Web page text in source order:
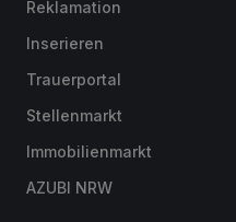
Reklamation
Inserieren
Trauerportal
Stellenmarkt
Immobilienmarkt
AZUBI NRW